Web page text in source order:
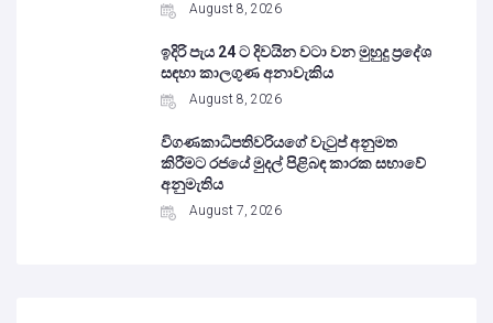
August 8, 2026
ඉදිරි පැය 24 ට දිවයින වටා වන මුහුදු ප්‍රදේශ
සඳහා කාලගුණ අනාවැකිය
August 8, 2026
විගණකාධිපතිවරියගේ වැටුප් අනුමත
කිරීමට රජයේ මුදල් පිළිබඳ කාරක සභාවේ
අනුමැතිය
August 7, 2026